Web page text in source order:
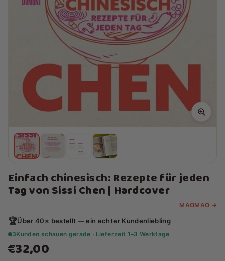
Einfach chinesisch: Rezepte für jeden
Tag von Sissi Chen | Hardcover
MAOMAO →
🏆Über 40× bestellt — ein echter Kundenliebling
3Kunden schauen gerade · Lieferzeit 1–3 Werktage
€32,00